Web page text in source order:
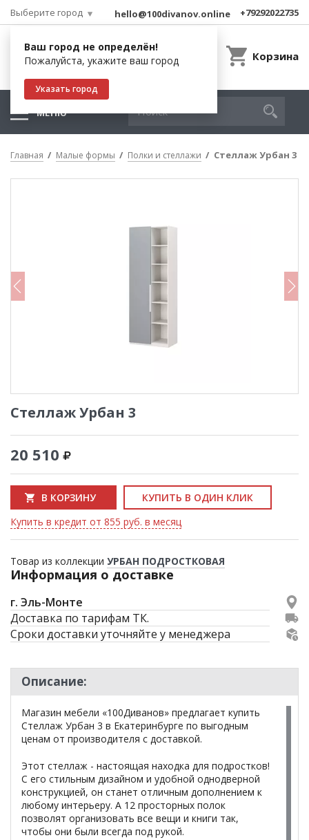
Выберите город
Ваш город не определён!
Пожалуйста, укажите ваш город
Указать город
hello@100divanov.online +79292022735
Корзина
МЕНЮ
Главная Малые формы Полки и стеллажи Стеллаж Урбан 3
Стеллаж Урбан 3
20 510
В КОРЗИНУ
КУПИТЬ В ОДИН КЛИК
Купить в кредит от 855 руб. в месяц
Товар из коллекции УРБАН ПОДРОСТКОВАЯ
Информация о доставке
г. Эль-Монте
Доставка по тарифам ТК.
Сроки доставки уточняйте у менеджера
Описание:
Магазин мебели «100Диванов» предлагает купить
Стеллаж Урбан 3 в Екатеринбурге по выгодным
ценам от производителя с доставкой.
Этот стеллаж - настоящая находка для подростков!
С его стильным дизайном и удобной однодверной
конструкцией, он станет отличным дополнением к
любому интерьеру. А 12 просторных полок
позволят организовать все вещи и книги так,
чтобы они были всегда под рукой.